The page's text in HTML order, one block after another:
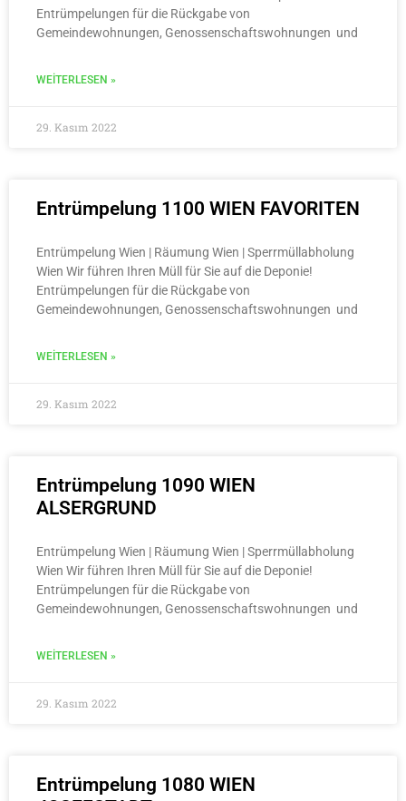
Entrümpelungen für die Rückgabe von
Gemeindewohnungen, Genossenschaftswohnungen und
WEITERLESEN »
29. Kasım 2022
Entrümpelung 1100 WIEN FAVORITEN
Entrümpelung Wien | Räumung Wien | Sperrmüllabholung
Wien Wir führen Ihren Müll für Sie auf die Deponie!
Entrümpelungen für die Rückgabe von
Gemeindewohnungen, Genossenschaftswohnungen und
WEITERLESEN »
29. Kasım 2022
Entrümpelung 1090 WIEN
ALSERGRUND
Entrümpelung Wien | Räumung Wien | Sperrmüllabholung
Wien Wir führen Ihren Müll für Sie auf die Deponie!
Entrümpelungen für die Rückgabe von
Gemeindewohnungen, Genossenschaftswohnungen und
WEITERLESEN »
29. Kasım 2022
Entrümpelung 1080 WIEN